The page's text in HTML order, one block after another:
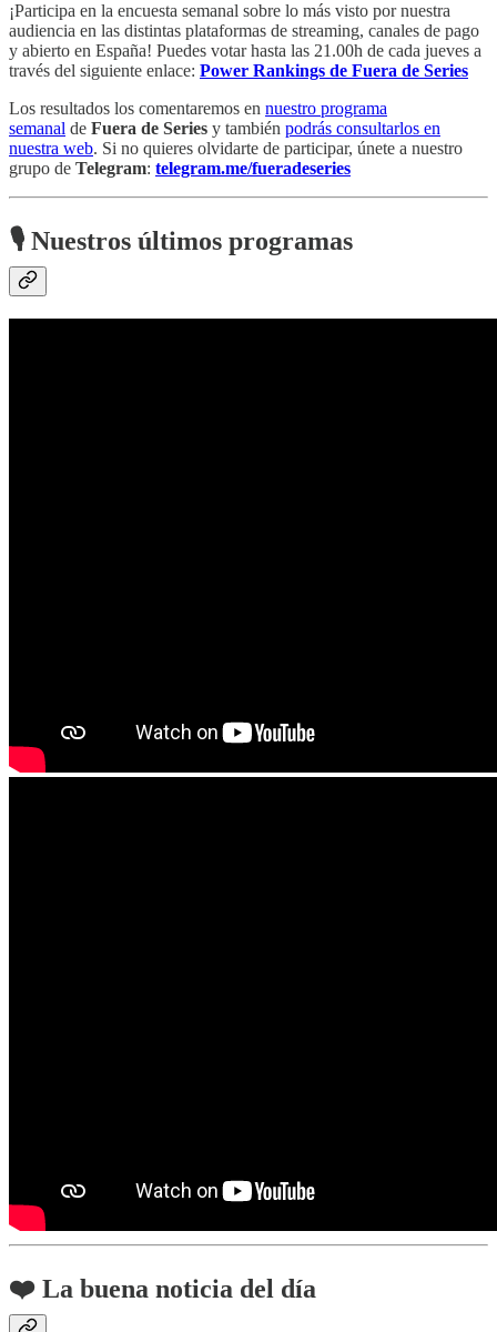
¡Participa en la encuesta semanal sobre lo más visto por nuestra
audiencia en las distintas plataformas de streaming, canales de pago
y abierto en España! Puedes votar hasta las 21.00h de cada jueves a
través del siguiente enlace: Power Rankings de Fuera de Series
Los resultados los comentaremos en nuestro programa
semanal de Fuera de Series y también podrás consultarlos en
nuestra web. Si no quieres olvidarte de participar, únete a nuestro
grupo de Telegram: telegram.me/fueradeseries
🎙 Nuestros últimos programas
❤️ La buena noticia del día